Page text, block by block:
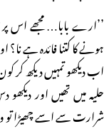
’’ارے بابا… مجھے اس
ہونے کا کتنا فائدہ ہے
اب دیکھو تمہیں دیکھ کر
حلیہ میں تھیں اور
شرارت سے اسے چھیڑا تو